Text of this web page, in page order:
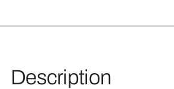
Description